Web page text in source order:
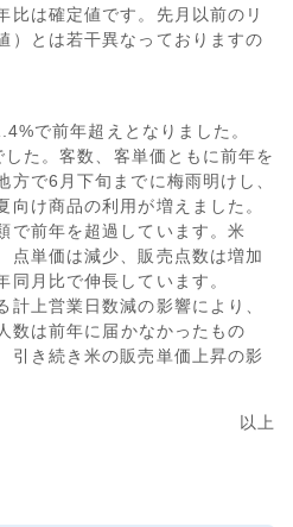
は確定値です。先月以前のリ
）とは若干異なっておりますの
で前年超えとなりました。
た。客数、客単価ともに前年を
方で6月下旬までに梅雨明けし、
け商品の利用が増えました。
で前年を超過しています。米
点単価は減少、販売点数は増加
月比で伸長しています。
計上営業日数減の影響により、
数は前年に届かなかったもの
引き続き米の販売単価上昇の影
以上